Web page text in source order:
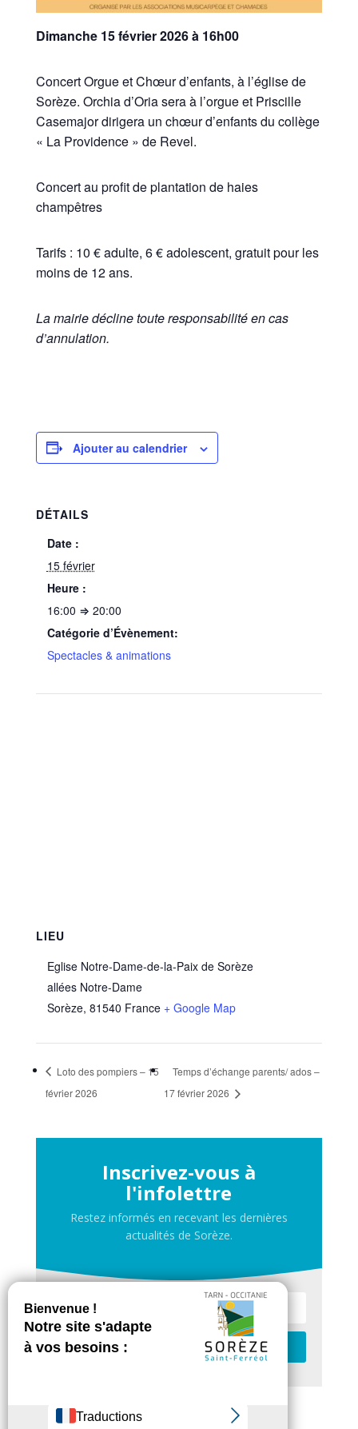
Dimanche 15 février 2026 à 16h00
Concert Orgue et Chœur d’enfants, à l’église de
Sorèze. Orchia d’Oria sera à l’orgue et Priscille
Casemajor dirigera un chœur d’enfants du collège
« La Providence » de Revel.
Concert au profit de plantation de haies
champêtres
Tarifs : 10 € adulte, 6 € adolescent, gratuit pour les
moins de 12 ans.
La mairie décline toute responsabilité en cas
d’annulation.
Ajouter au calendrier
DÉTAILS
Date :
15 février
Heure :
16:00 ⇒ 20:00
Catégorie d’Évènement:
Spectacles & animations
LIEU
Eglise Notre-Dame-de-la-Paix de Sorèze
allées Notre-Dame
Sorèze, 81540 France + Google Map
Loto des pompiers – 15
février 2026
Temps d’échange parents/ ados –
17 février 2026
Inscrivez-vous à
l'infolettre
Restez informés en recevant les dernières
actualités de Sorèze.
Je m'inscris